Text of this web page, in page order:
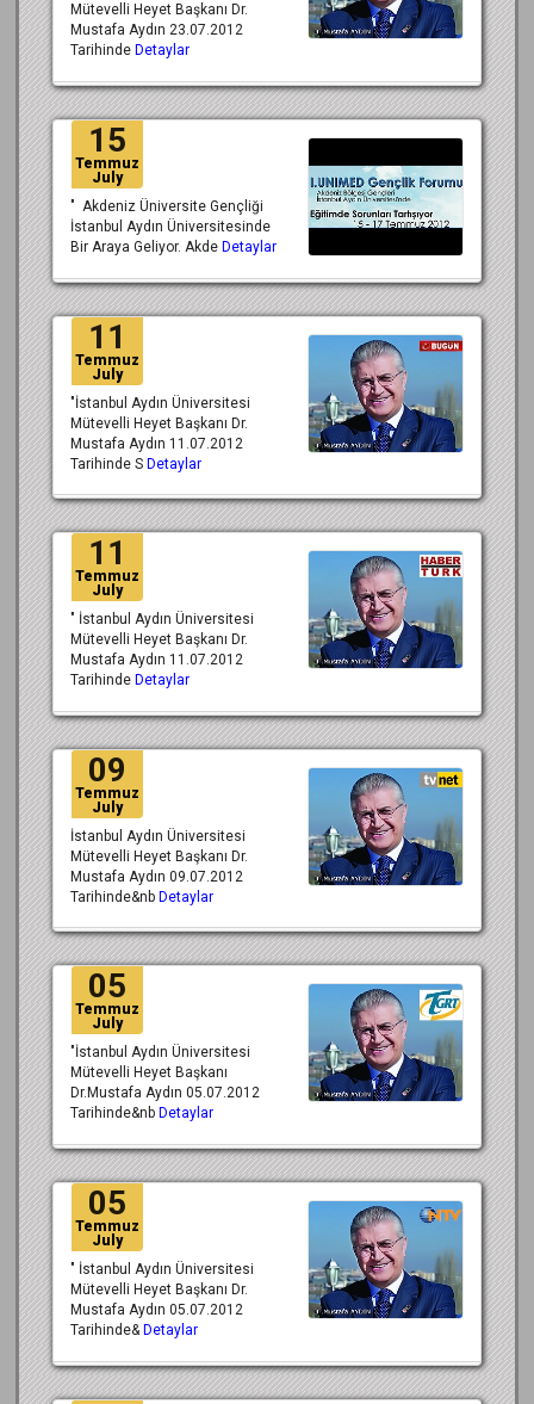
Mütevelli Heyet Başkanı Dr.
Mustafa Aydın 23.07.2012
Tarihinde Detaylar
15
Temmuz
July
" Akdeniz Üniversite Gençliği
İstanbul Aydın Üniversitesinde
Bir Araya Geliyor. Akde Detaylar
11
Temmuz
July
"İstanbul Aydın Üniversitesi
Mütevelli Heyet Başkanı Dr.
Mustafa Aydın 11.07.2012
Tarihinde S Detaylar
11
Temmuz
July
" İstanbul Aydın Üniversitesi
Mütevelli Heyet Başkanı Dr.
Mustafa Aydın 11.07.2012
Tarihinde Detaylar
09
Temmuz
July
İstanbul Aydın Üniversitesi
Mütevelli Heyet Başkanı Dr.
Mustafa Aydın 09.07.2012
Tarihinde&nb Detaylar
05
Temmuz
July
"İstanbul Aydın Üniversitesi
Mütevelli Heyet Başkanı
Dr.Mustafa Aydın 05.07.2012
Tarihinde&nb Detaylar
05
Temmuz
July
" İstanbul Aydın Üniversitesi
Mütevelli Heyet Başkanı Dr.
Mustafa Aydın 05.07.2012
Tarihinde& Detaylar